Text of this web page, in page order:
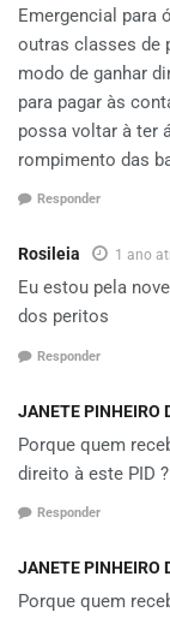
Emergencial para
outras classes de
modo de ganhar
para pagar às
possa voltar à ter
rompimento das
Responder
Rosileia 1 ano
Eu estou pela
dos peritos
Responder
JANETE PINHEIRO
Porque quem
direito à este PID
Responder
JANETE PINHEIRO
Porque quem